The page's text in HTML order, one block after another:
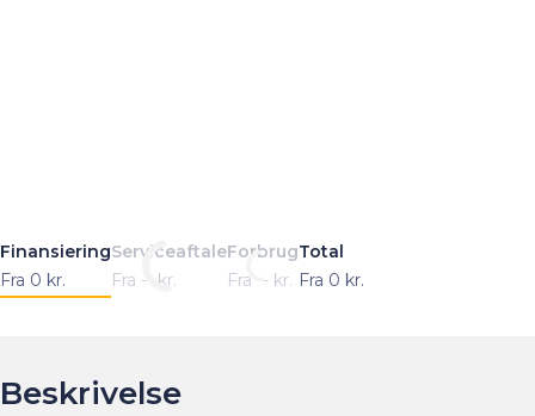
Finansiering
Fra 0 kr.
Serviceaftale
Fra -- kr.
Forbrug
Fra
-- kr.
Total
Fra 0 kr.
Beskrivelse